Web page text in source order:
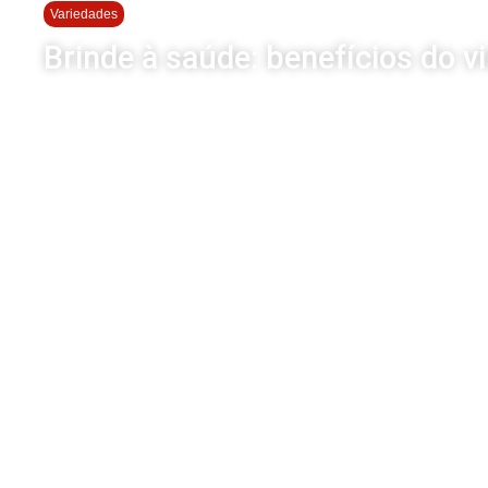
Variedades
Brinde à saúde: benefícios do